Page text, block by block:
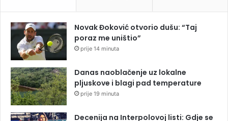
Novak Đoković otvorio dušu: “Taj
poraz me uništio”
prije 14 minuta
Danas naoblačenje uz lokalne
pljuskove i blagi pad temperature
prije 19 minuta
Decenija na Interpolovoj listi: Gdje se